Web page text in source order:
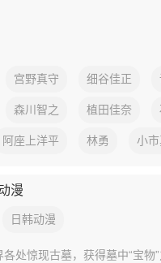
宫野真守 细谷佳正
森川智之 植田佳奈
阿座上洋平 林勇 小
漫
日韩动漫
各处惊现古墓，获得墓中“宝